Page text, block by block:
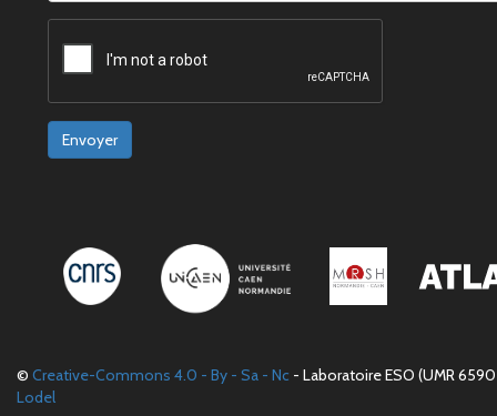
Envoyer
© Creative-Commons 4.0 - By - Sa - Nc - Laboratoire ESO (UMR
Lodel